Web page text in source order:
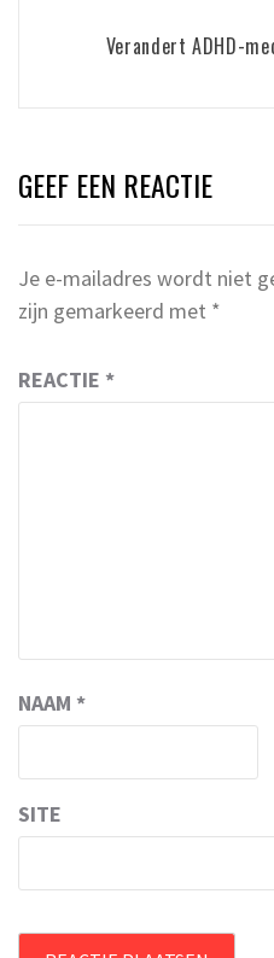
Verandert ADHD-
GEEF EEN REACTIE
Je e-mailadres wordt niet
zijn gemarkeerd met *
REACTIE *
NAAM *
SITE